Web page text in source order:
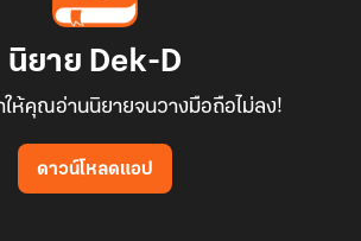
นิยาย Dek-D
ให้คุณอ่านนิยายจนวางมือถือไม่ลง!
ดาวน์โหลดแอป